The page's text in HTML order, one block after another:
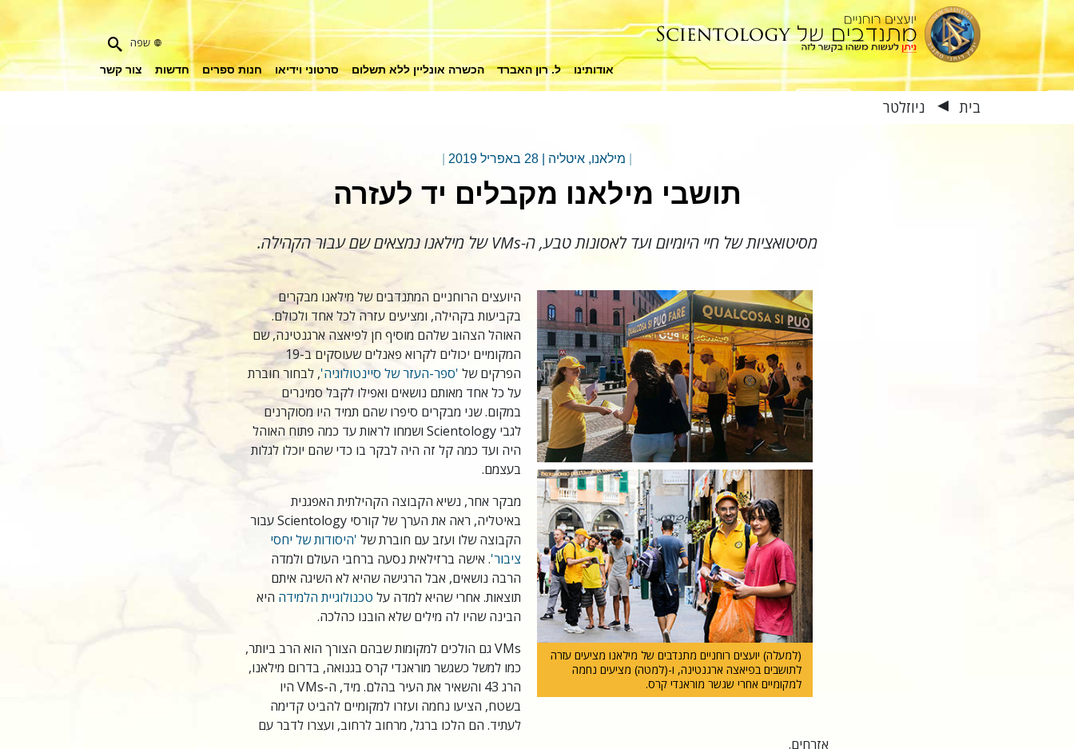
שפה
אודותינו ל. רון האברד הכשרה אונליין ללא תשלום סרטוני וידיאו חנות ספרים חדשות צור קשר
בית ▶ ניוזלטר
מילאנו, איטליה 28 באפריל 2019
תושבי מילאנו מקבלים יד לעזרה
מסיטואציות של חיי היומיום ועד לאסונות טבע, ה-VMs של מילאנו נמצאים שם עבור הקהילה.
(למעלה) יועצים רוחניים מתנדבים של מילאנו מציעים עזרה
לתושבים בפיאצה ארגנטינה, ו-(למטה) מציעים נחמה
למקומיים אחרי שגשר מוראנדי קרס.
היועצים הרוחניים המתנדבים של מילאנו מבקרים
בקביעות בקהילה, ומציעים עזרה לכל אחד ולכולם.
האוהל הצהוב שלהם מוסיף חן לפיאצה ארגנטינה, שם
המקומיים יכולים לקרוא פאנלים שעוסקים ב-19
הפרקים של 'ספר-העזר של סיינטולוגיה', לבחור חוברת
על כל אחד מאותם נושאים ואפילו לקבל סמינרים
במקום. שני מבקרים סיפרו שהם תמיד היו מסוקרנים
לגבי Scientology ושמחו לראות עד כמה פתוח האוהל
היה ועד כמה קל זה היה לבקר בו כדי שהם יוכלו לגלות
בעצמם.
מבקר אחר, נשיא הקבוצה הקהילתית האפגנית
באיטליה, ראה את הערך של קורסי Scientology עבור
הקבוצה שלו ועזב עם חוברת של 'היסודות של יחסי
ציבור'. אישה ברזילאית נסעה ברחבי העולם ולמדה
הרבה נושאים, אבל הרגישה שהיא לא השיגה איתם
תוצאות. אחרי שהיא למדה על טכנולוגיית הלמידה היא
הבינה שהיו לה מילים שלא הובנו כהלכה.
VMs גם הולכים למקומות שבהם הצורך הוא הרב ביותר,
כמו למשל כשגשר מוראנדי קרס בגנואה, בדרום מילאנו,
הרג 43 והשאיר את העיר בהלם. מיד, ה-VMs היו
בשטח, הציעו נחמה ועזרו למקומיים להביט קדימה
לעתיד. הם הלכו ברגל, מרחוב לרחוב, ועצרו לדבר עם
אזרחים.